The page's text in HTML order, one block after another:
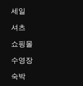
세일
셔츠
쇼핑몰
수영장
숙박